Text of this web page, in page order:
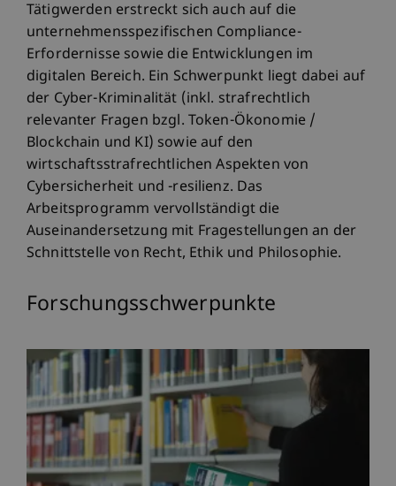
Tätigwerden erstreckt sich auch auf die
unternehmensspezifischen Compliance-
Erfordernisse sowie die Entwicklungen im
digitalen Bereich. Ein Schwerpunkt liegt dabei auf
der Cyber-Kriminalität (inkl. strafrechtlich
relevanter Fragen bzgl. Token-Ökonomie /
Blockchain und KI) sowie auf den
wirtschaftsstrafrechtlichen Aspekten von
Cybersicherheit und -resilienz. Das
Arbeitsprogramm vervollständigt die
Auseinandersetzung mit Fragestellungen an der
Schnittstelle von Recht, Ethik und Philosophie.
Forschungsschwerpunkte